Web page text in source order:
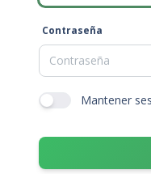
Contraseña
Mantener